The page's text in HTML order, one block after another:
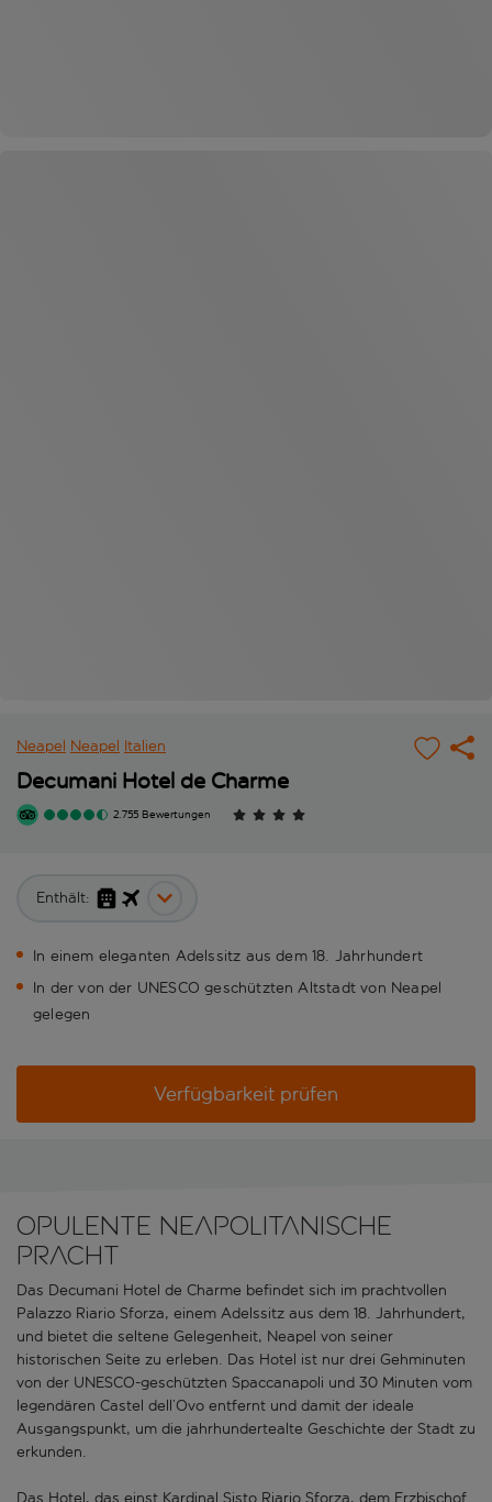
Neapel Neapel Italien
Decumani Hotel de Charme
2.755 Bewertungen
Enthält:
In einem eleganten Adelssitz aus dem 18. Jahrhundert
In der von der UNESCO geschützten Altstadt von Neapel
gelegen
Verfügbarkeit prüfen
Opulente neapolitanische
Pracht
Das Decumani Hotel de Charme befindet sich im prachtvollen
Palazzo Riario Sforza, einem Adelssitz aus dem 18. Jahrhundert,
und bietet die seltene Gelegenheit, Neapel von seiner
historischen Seite zu erleben. Das Hotel ist nur drei Gehminuten
von der UNESCO-geschützten Spaccanapoli und 30 Minuten vom
legendären Castel dell’Ovo entfernt und damit der ideale
Ausgangspunkt, um die jahrhundertealte Geschichte der Stadt zu
erkunden.